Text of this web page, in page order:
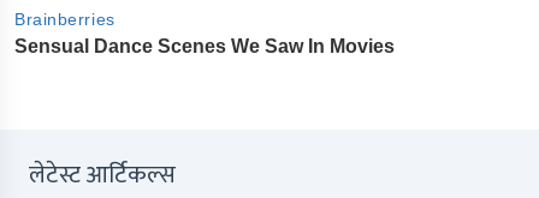
लेटेस्ट आर्टिकल्स